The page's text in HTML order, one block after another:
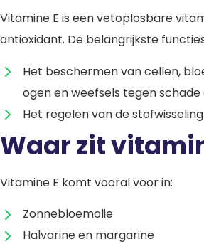
Vitamine E is een vetoplosbare
antioxidant. De belangrijkste
Het beschermen van cellen,
ogen en weefsels tegen
Het regelen van de
Waar zit
Vitamine E komt vooral voor in:
Zonnebloemolie
Halvarine en margarine